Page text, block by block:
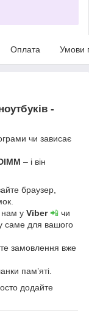
Оплата Умови
-
чи зависає
– і він
браузер,
нам у Viber📲 чи
саме для вашого
замовлення вже
пам’яті.
додайте